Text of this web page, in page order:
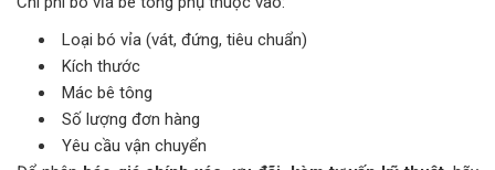
Loại bó vỉa (vát, đứng, tiêu chuẩn)
Kích thước
Mác bê tông
Số lượng đơn hàng
Yêu cầu vận chuyển